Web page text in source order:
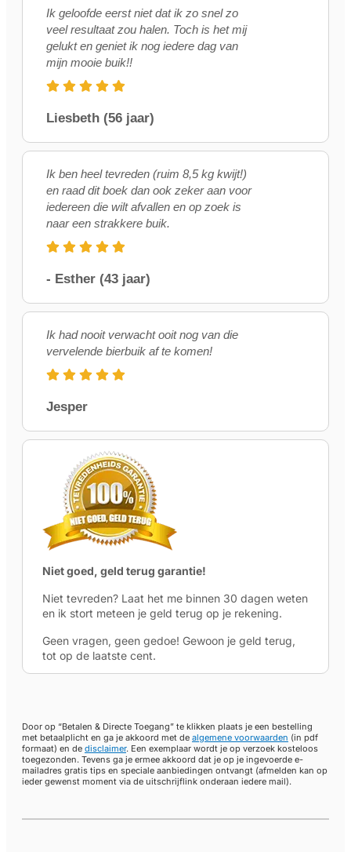
Ik geloofde eerst niet dat ik zo snel zo
veel resultaat zou halen. Toch is het mij
gelukt en geniet ik nog iedere dag van
mijn mooie buik!!
Liesbeth (56 jaar)
Ik ben heel tevreden (ruim 8,5 kg kwijt!)
en raad dit boek dan ook zeker aan voor
iedereen die wilt afvallen en op zoek is
naar een strakkere buik.
- Esther (43 jaar)
Ik had nooit verwacht ooit nog van die
vervelende bierbuik af te komen!
Jesper
Niet goed, geld terug garantie!
Niet tevreden? Laat het me binnen 30 dagen weten
en ik stort meteen je geld terug op je rekening.
Geen vragen, geen gedoe! Gewoon je geld terug,
tot op de laatste cent.
Door op “Betalen & Directe Toegang” te klikken plaats je een bestelling
met betaalplicht en ga je akkoord met de algemene voorwaarden (in pdf
formaat) en de disclaimer. Een exemplaar wordt je op verzoek kosteloos
toegezonden. Tevens ga je ermee akkoord dat je op je ingevoerde e-
mailadres gratis tips en speciale aanbiedingen ontvangt (afmelden kan op
ieder gewenst moment via de uitschrijflink onderaan iedere mail).